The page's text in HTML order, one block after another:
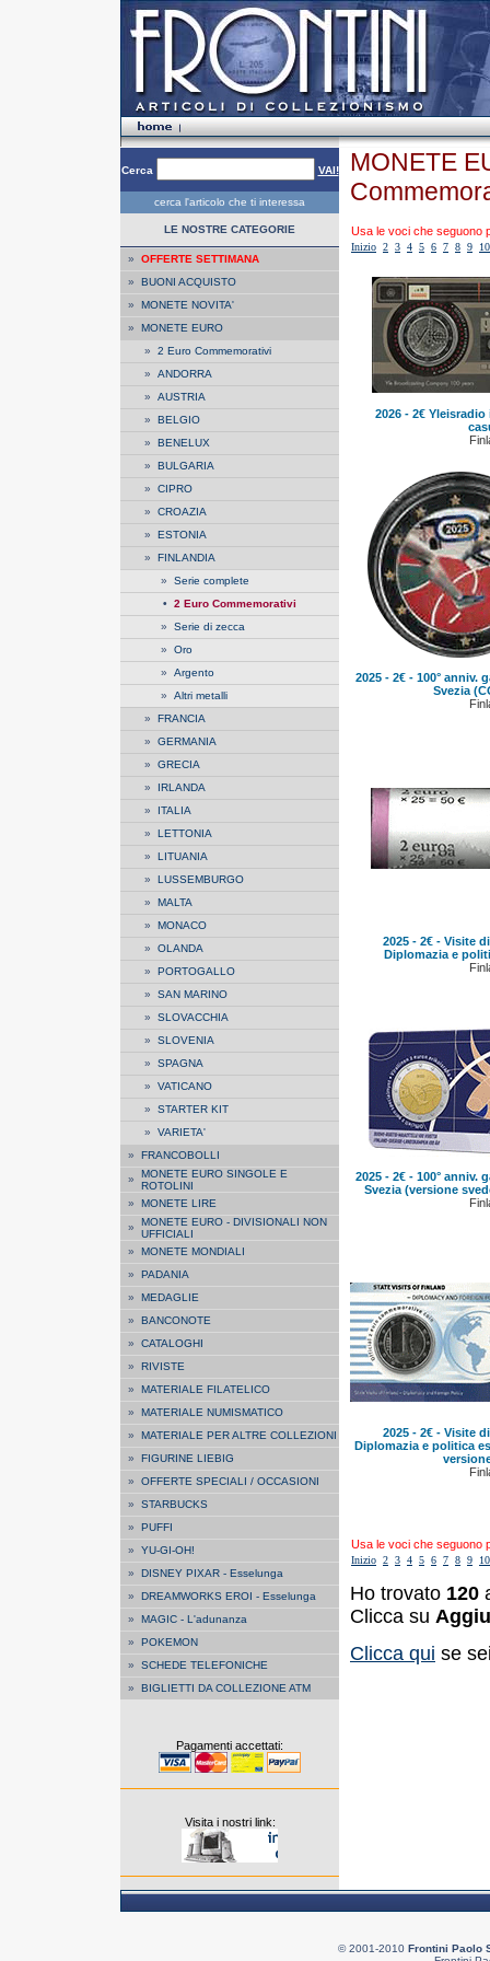
Cerca VAI!
cerca l'articolo che ti interessa
LE NOSTRE CATEGORIE
» OFFERTE SETTIMANA
» BUONI ACQUISTO
» MONETE NOVITA'
» MONETE EURO
» 2 Euro Commemorativi
» ANDORRA
» AUSTRIA
» BELGIO
» BENELUX
» BULGARIA
» CIPRO
» CROAZIA
» ESTONIA
» FINLANDIA
» Serie complete
•
2 Euro Commemorativi
» Serie di zecca
» Oro
» Argento
» Altri metalli
» FRANCIA
» GERMANIA
» GRECIA
» IRLANDA
» ITALIA
» LETTONIA
» LITUANIA
» LUSSEMBURGO
» MALTA
» MONACO
» OLANDA
» PORTOGALLO
» SAN MARINO
» SLOVACCHIA
» SLOVENIA
» SPAGNA
» VATICANO
» STARTER KIT
» VARIETA'
» FRANCOBOLLI
» MONETE EURO SINGOLE E
ROTOLINI
» MONETE LIRE
» MONETE EURO - DIVISIONALI NON
UFFICIALI
» MONETE MONDIALI
» PADANIA
» MEDAGLIE
» BANCONOTE
» CATALOGHI
» RIVISTE
» MATERIALE FILATELICO
» MATERIALE NUMISMATICO
» MATERIALE PER ALTRE COLLEZIONI
» FIGURINE LIEBIG
» OFFERTE SPECIALI / OCCASIONI
» STARBUCKS
» PUFFI
» YU-GI-OH!
» DISNEY PIXAR - Esselunga
» DREAMWORKS EROI - Esselunga
» MAGIC - L'adunanza
» POKEMON
» SCHEDE TELEFONICHE
» BIGLIETTI DA COLLEZIONE ATM
Pagamenti accettati:
Visita i nostri link:
MONETE
Usa le voci che seguono
Inizio 2 3 4 5 6 7 8 9 10
2026 - 2€
2025 - 2€ - 100° anniv.
Svezia
2025 - 2€ - Visite
Diplomazia e
2025 - 2€ - 100° anniv.
Svezia (versione
2025 - 2€ - Visite
Diplomazia e politica
Usa le voci che seguono
Inizio 2 3 4 5 6 7 8 9 10
Ho trovato 120
Clicca su
Clicca qui se
© 2001-2010 Frontini Paolo